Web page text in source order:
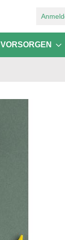
Zum
VORSORGEN